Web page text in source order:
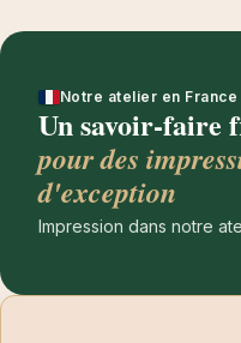
Notre atelier en France
Un savoir-faire
pour des
d'exception
Impression dans notre